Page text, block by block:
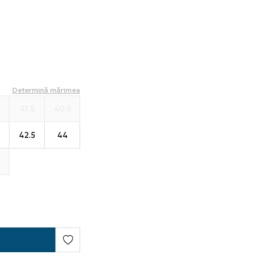
Determină mărimea
42.5 44